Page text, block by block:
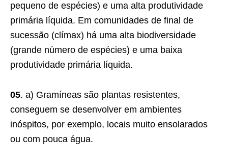
pequeno de espécies) e uma alta produtividade
primária líquida. Em comunidades de final de
sucessão (clímax) há uma alta biodiversidade
(grande número de espécies) e uma baixa
produtividade primária líquida.
05. a) Gramíneas são plantas resistentes,
conseguem se desenvolver em ambientes
inóspitos, por exemplo, locais muito ensolarados
ou com pouca água.